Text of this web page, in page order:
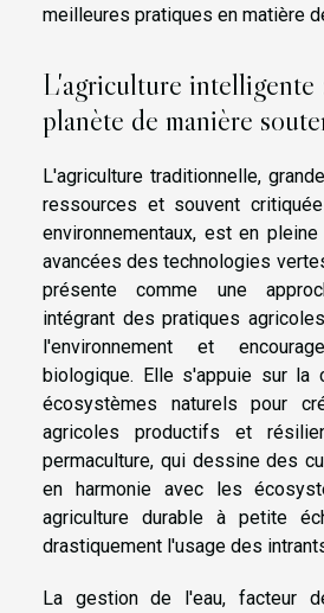
meilleures pratiques en matière
L'agriculture
planète de manière
L'agriculture traditionnelle,
ressources et souvent
environnementaux, est en
avancées des technologies
présente comme une
intégrant des pratiques
l'environnement et
biologique. Elle s'appuie sur la
écosystèmes naturels pour
agricoles productifs et
permaculture, qui dessine des
en harmonie avec les
agriculture durable à petite
drastiquement l'usage des
La gestion de l'eau, facteur